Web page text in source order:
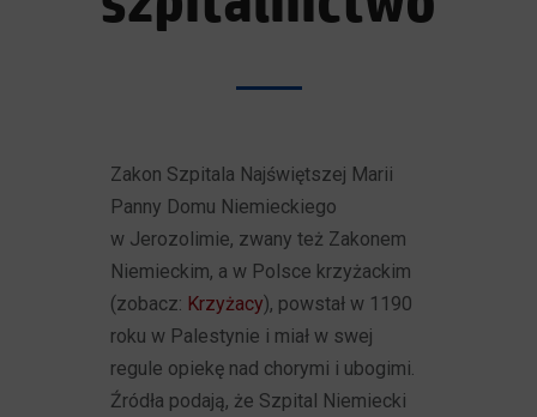
Zakon Szpitala Najświętszej Marii
Panny Domu Niemieckiego
w Jerozolimie, zwany też Zakonem
Niemieckim, a w Polsce krzyżackim
(zobacz: Krzyżacy), powstał w 1190
roku w Palestynie i miał w swej
regule opiekę nad chorymi i ubogimi.
Źródła podają, że Szpital Niemiecki